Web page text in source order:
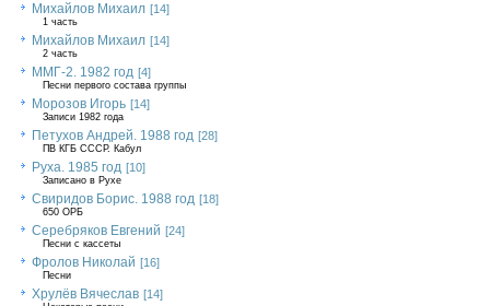
Михайлов Михаил [14]
1 часть
Михайлов Михаил [14]
2 часть
ММГ-2. 1982 год [4]
Песни первого состава группы
Морозов Игорь [14]
Записи 1982 года
Петухов Андрей. 1988 год [28]
ПВ КГБ СССР. Кабул
Руха. 1985 год [10]
Записано в Рухе
Свиридов Борис. 1988 год [18]
650 ОРБ
Серебряков Евгений [24]
Песни с кассеты
Фролов Николай [16]
Песни
Хрулёв Вячеслав [14]